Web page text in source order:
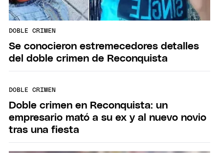
DOBLE CRIMEN
Se conocieron estremecedores detalles
del doble crimen de Reconquista
DOBLE CRIMEN
Doble crimen en Reconquista: un
empresario mató a su ex y al nuevo novio
tras una fiesta